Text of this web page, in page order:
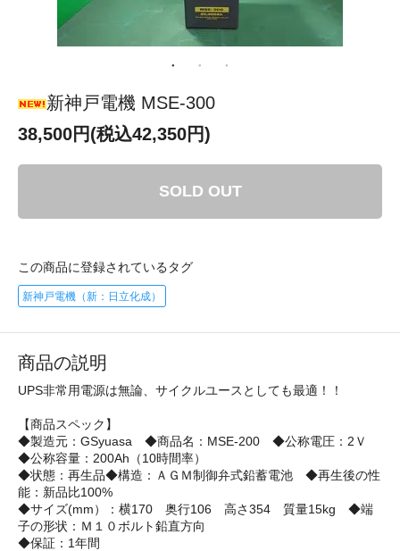
新神戸電機 MSE-300
38,500円(税込42,350円)
SOLD OUT
この商品に登録されているタグ
新神戸電機（新：日立化成）
商品の説明
UPS非常用電源は無論、サイクルユースとしても最適！！
【商品スペック】
◆製造元：GSyuasa ◆商品名：MSE-200 ◆公称電圧：2Ｖ
◆公称容量：200Ah（10時間率）
◆状態：再生品◆構造：ＡＧＭ制御弁式鉛蓄電池 ◆再生後の性
能：新品比100%
◆サイズ(mm）：横170 奥行106 高さ354 質量15kg ◆端
子の形状：Ｍ１０ボルト鉛直方向
◆保証：1年間